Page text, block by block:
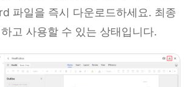
파일을 즉시 다운로드하세요. 최종
고 사용할 수 있는 상태입니다.